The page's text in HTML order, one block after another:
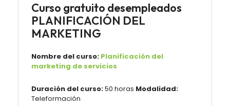
Curso gratuito desempleados
PLANIFICACIÓN DEL
MARKETING
Nombre del curso: Planificación del
marketing de servicios
Duración del curso:50 horas Modalidad:
Teleformación